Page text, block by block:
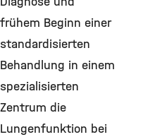
frühem Beginn einer
standardisierten
Behandlung in einem
spezialisierten
Zentrum die
Lungenfunktion bei